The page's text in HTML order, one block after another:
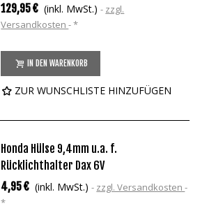
129,95 € (inkl. MwSt.)
zzgl.
Versandkosten *
IN DEN WARENKORB
ZUR WUNSCHLISTE HINZUFÜGEN
Honda Hülse 9,4mm u.a. f.
Rücklichthalter Dax 6V
4,95 € (inkl. MwSt.)
zzgl. Versandkosten
*